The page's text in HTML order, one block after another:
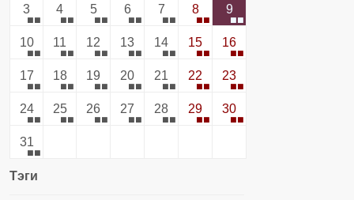
3 4 5 6 7 8 9
10 11 12 13 14 15 16
17 18 19 20 21 22 23
24 25 26 27 28 29 30
31
Тэги